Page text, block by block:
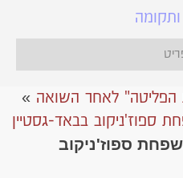
הפליטה" לאחר השואה »
ספוז'ניקוב בבאד-גסטיין
ספוז'ניקוב